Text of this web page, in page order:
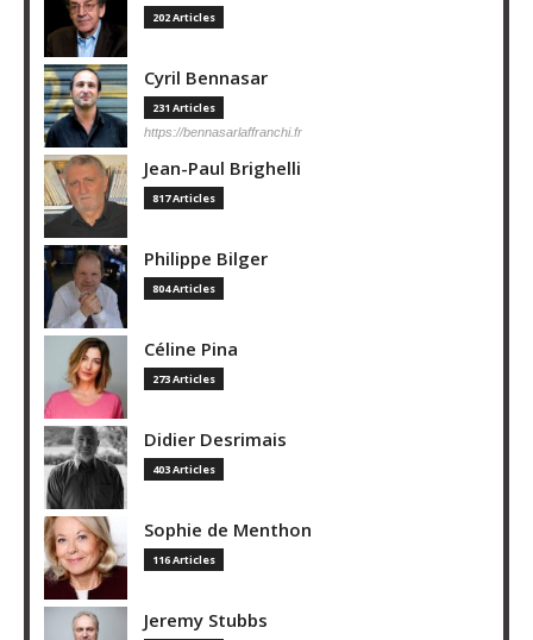
202 Articles
Cyril Bennasar
231 Articles
https://bennasarlaffranchi.fr
Jean-Paul Brighelli
817 Articles
Philippe Bilger
804 Articles
Céline Pina
273 Articles
Didier Desrimais
403 Articles
Sophie de Menthon
116 Articles
Jeremy Stubbs